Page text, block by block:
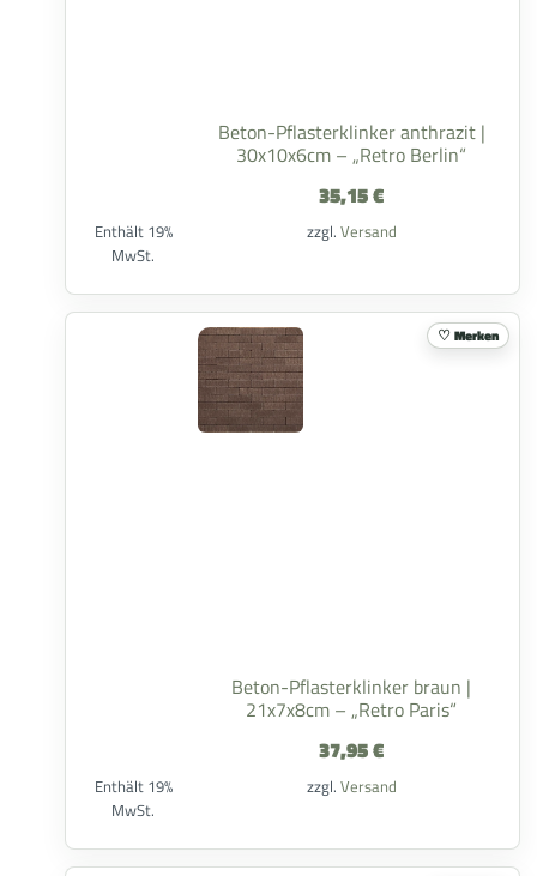
Beton-Pflasterklinker anthrazit |
30x10x6cm – „Retro Berlin“
35,15€
Enthält 19%
MwSt.
zzgl. Versand
Beton-Pflasterklinker braun |
21x7x8cm – „Retro Paris“
37,95€
Enthält 19%
MwSt.
zzgl. Versand
Merken